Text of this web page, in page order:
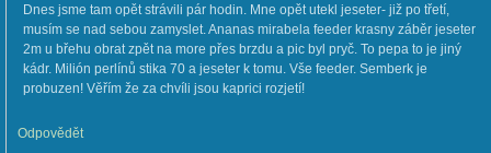
Dnes jsme tam opět strávili pár hodin. Mne opět utekl jeseter- již po třetí,
musím se nad sebou zamyslet. Ananas mirabela feeder krasny záběr jeseter
2m u břehu obrat zpět na more přes brzdu a pic byl pryč. To pepa to je jiný
kádr. Milión perlínů stika 70 a jeseter k tomu. Vše feeder. Semberk je
probuzen! Věřím že za chvíli jsou kaprici rozjetí!
Odpovědět